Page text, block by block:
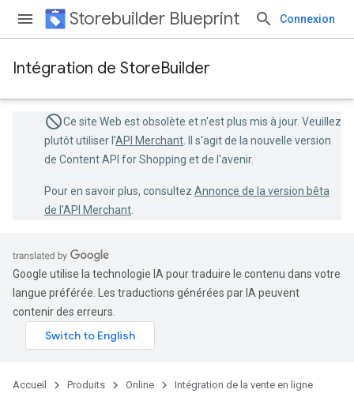
Storebuilder Blueprint Connexion
Intégration de StoreBuilder
Ce site Web est obsolète et n'est plus mis à jour. Veuillez
plutôt utiliser l'API Merchant . Il s'agit de la nouvelle version
de Content API for Shopping et de l'avenir.
Pour en savoir plus, consultez Annonce de la version bêta
de l'API Merchant
Google utilise la technologie IA pour traduire le contenu dans votre
langue préférée. Les traductions générées par IA peuvent
contenir des erreurs.
Accueil Produits Online Intégration de la vente en ligne